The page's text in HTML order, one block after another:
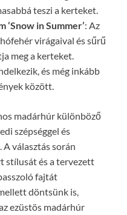
teszi a kerteket.
in Summer’: Az
virágaival és sűrű
meg a kerteket.
és még inkább
között.
madárhúr különböző
szépséggel és
A választás során
stílusát és a tervezett
fajtát
döntsünk is,
ezüstös madárhúr